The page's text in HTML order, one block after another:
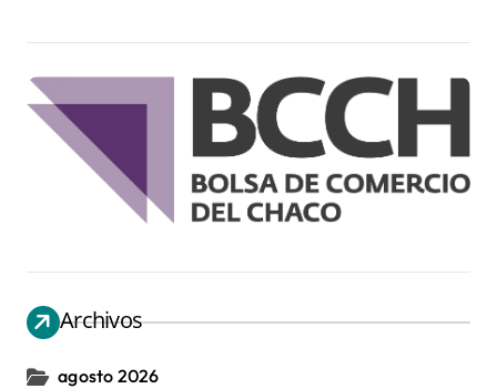
Archivos
agosto 2026